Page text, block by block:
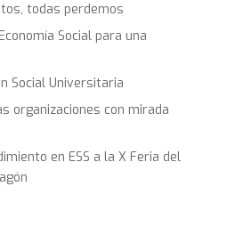
todas perdemos
Social para una
Social Universitaria
organizaciones con mirada
en ESS a la X Feria del